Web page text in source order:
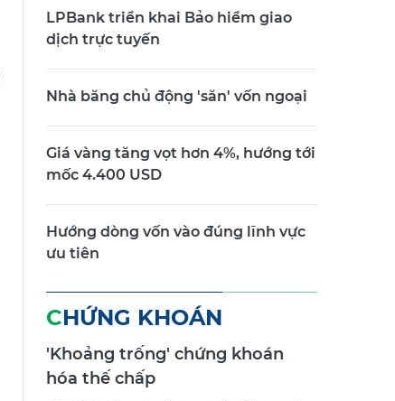
LPBank triển khai Bảo hiểm giao
dịch trực tuyến
Nhà băng chủ động 'săn' vốn ngoại
Giá vàng tăng vọt hơn 4%, hướng tới
mốc 4.400 USD
Hướng dòng vốn vào đúng lĩnh vực
ưu tiên
CHỨNG KHOÁN
'Khoảng trống' chứng khoán
hóa thế chấp